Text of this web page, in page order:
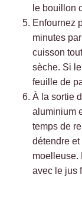
le bouillon
Enfournez
minutes
cuisson
sèche. Si
feuille de
À la sortie
aluminium
temps de
détendre
moelleuse.
avec le jus